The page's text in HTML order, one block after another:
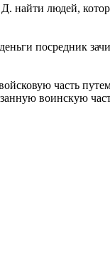
найти людей,
посредник
часть
воинскую